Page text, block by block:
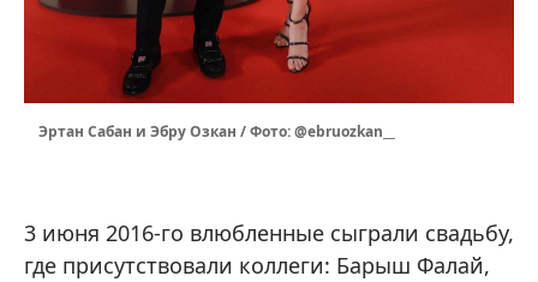
Эртан Сабан и Эбру Озкан / Фото: @ebruozkan__
3 июня 2016-го влюбленные сыграли свадьбу,
где присутствовали коллеги: Барыш Фалай,